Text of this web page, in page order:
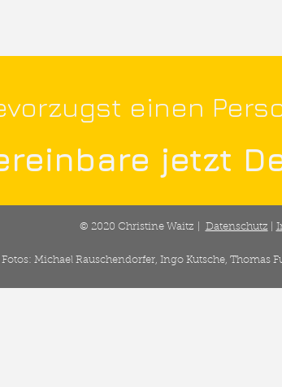
einen
jetzt
© 2020 Christine Waitz | Datenschutz
Fotos: Michael Rauschendorfer, Ingo Kutsche, Thomas